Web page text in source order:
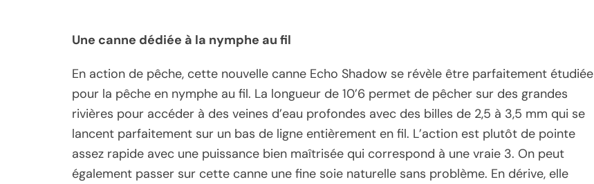
Une canne dédiée à la nymphe au fil
En action de pêche, cette nouvelle canne Echo Shadow se révèle être parfaitement étudiée
pour la pêche en nymphe au fil. La longueur de 10’6 permet de pêcher sur des grandes
rivières pour accéder à des veines d’eau profondes avec des billes de 2,5 à 3,5 mm qui se
lancent parfaitement sur un bas de ligne entièrement en fil. L’action est plutôt de pointe
assez rapide avec une puissance bien maîtrisée qui correspond à une vraie 3. On peut
également passer sur cette canne une fine soie naturelle sans problème. En dérive, elle